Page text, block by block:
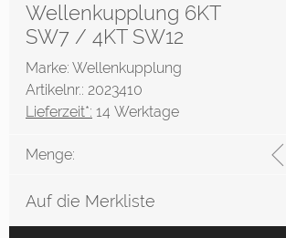
Wellenkupplung 6KT
SW7 / 4KT SW12
Marke: Wellenkupplung
Artikelnr.: 2023410
Lieferzeit*: 14 Werktage
Menge:
Auf die Merkliste